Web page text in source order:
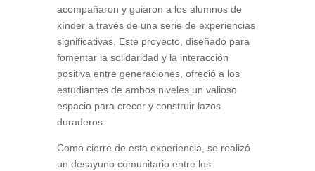
acompañaron y guiaron a los alumnos de
kínder a través de una serie de experiencias
significativas. Este proyecto, diseñado para
fomentar la solidaridad y la interacción
positiva entre generaciones, ofreció a los
estudiantes de ambos niveles un valioso
espacio para crecer y construir lazos
duraderos.
Como cierre de esta experiencia, se realizó
un desayuno comunitario entre los